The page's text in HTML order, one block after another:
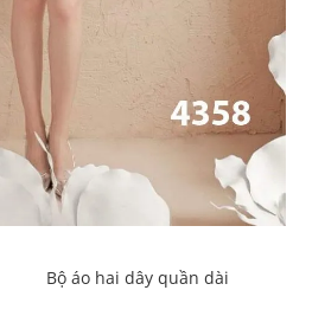
Bộ áo hai dây quần dài